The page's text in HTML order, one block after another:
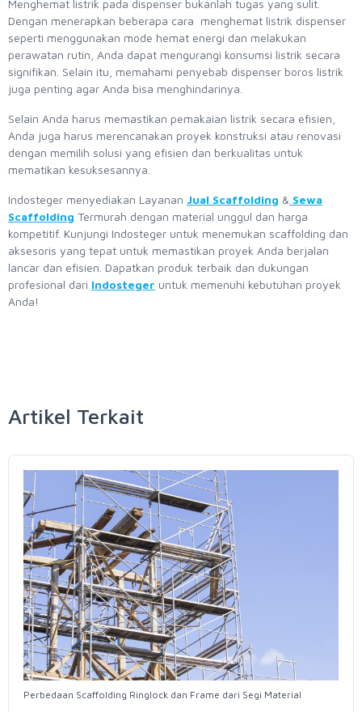
Menghemat listrik pada dispenser bukanlah tugas yang sulit.
Dengan menerapkan beberapa cara menghemat listrik dispenser
seperti menggunakan mode hemat energi dan melakukan
perawatan rutin, Anda dapat mengurangi konsumsi listrik secara
signifikan. Selain itu, memahami penyebab dispenser boros listrik
juga penting agar Anda bisa menghindarinya.
Selain Anda harus memastikan pemakaian listrik secara efisien,
Anda juga harus merencanakan proyek konstruksi atau renovasi
dengan memilih solusi yang efisien dan berkualitas untuk
mematikan kesuksesannya.
Indosteger menyediakan Layanan Jual Scaffolding & Sewa
Scaffolding Termurah dengan material unggul dan harga
kompetitif. Kunjungi Indosteger untuk menemukan scaffolding dan
aksesoris yang tepat untuk memastikan proyek Anda berjalan
lancar dan efisien. Dapatkan produk terbaik dan dukungan
profesional dari Indosteger untuk memenuhi kebutuhan proyek
Anda!
Artikel Terkait
Perbedaan Scaffolding Ringlock dan Frame dari Segi Material